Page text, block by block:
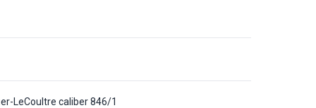
LeCoultre caliber 846/1